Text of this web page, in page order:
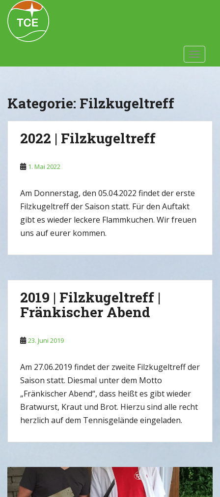
Skip to main content
Kategorie: Filzkugeltreff
2022 | Filzkugeltreff
1. Mai 2022
Am Donnerstag, den 05.04.2022 findet der erste
Filzkugeltreff der Saison statt. Für den Auftakt
gibt es wieder leckere Flammkuchen. Wir freuen
uns auf eurer kommen.
2019 | Filzkugeltreff |
Fränkischer Abend
23. Juni 2019
Am 27.06.2019 findet der zweite Filzkugeltreff der
Saison statt. Diesmal unter dem Motto
„Fränkischer Abend“, dass heißt es gibt wieder
Bratwurst, Kraut und Brot. Hierzu sind alle recht
herzlich auf dem Tennisgelände eingeladen.